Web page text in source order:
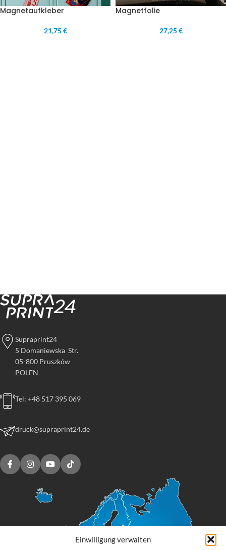
Einwilligung verwalten
Magnetaufkleber
21,75 €
Magnetfolie
27,25 €
Supraprint24
5 Domaniewska Str.
05-800 Pruszków
POLEN
Tel: +48 517 395 069
druck@supraprint24.de